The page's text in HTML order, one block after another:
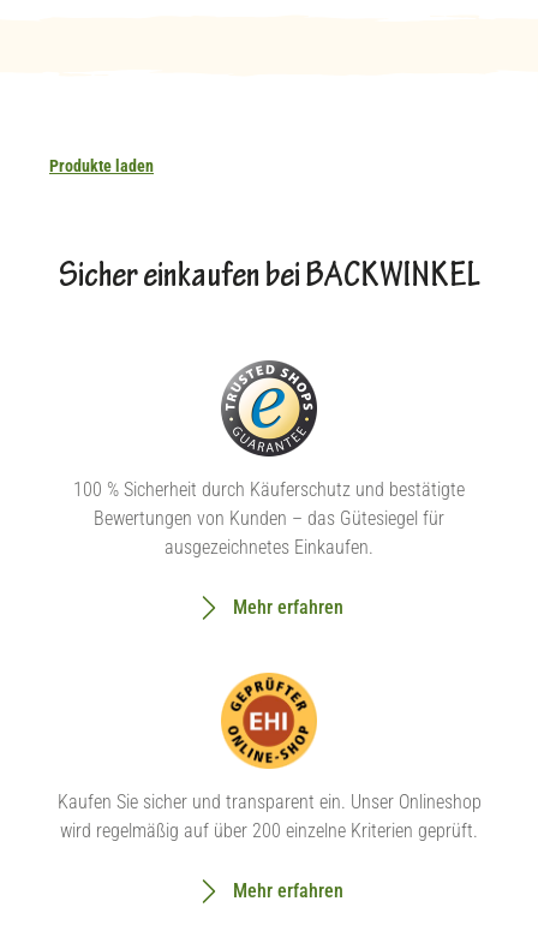
Produkte laden
Sicher einkaufen bei BACKWINKEL
100 % Sicherheit durch Käuferschutz und bestätigte
Bewertungen von Kunden – das Gütesiegel für
ausgezeichnetes Einkaufen.
Mehr erfahren
Kaufen Sie sicher und transparent ein. Unser Onlineshop
wird regelmäßig auf über 200 einzelne Kriterien geprüft.
Mehr erfahren